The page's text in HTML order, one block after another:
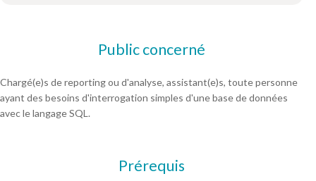
Public concerné
Chargé(e)s de reporting ou d'analyse, assistant(e)s, toute personne
ayant des besoins d'interrogation simples d'une base de données
avec le langage SQL.
Prérequis